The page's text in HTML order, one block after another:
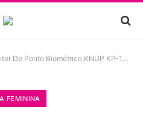
De Ponto Biométrico KNUP KP-1028: Vale a Pena?
FEMININA